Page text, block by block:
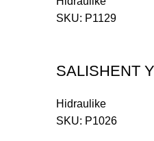
SKU: P1129
SALISHENT
Hidraulike
SKU: P1026